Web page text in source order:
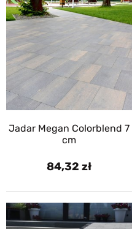
Jadar Megan Colorblend 7
cm
84,32